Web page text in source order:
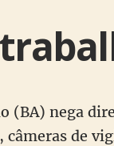
(BA) nega
de